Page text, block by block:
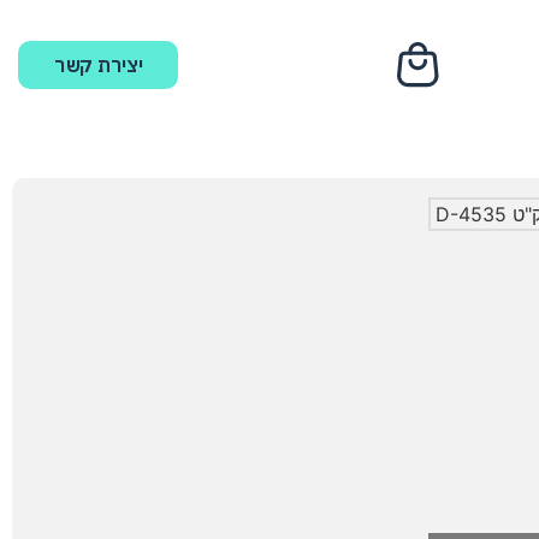
יצירת קשר